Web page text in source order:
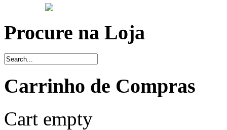
Procure na Loja
Carrinho de Compras
Cart empty